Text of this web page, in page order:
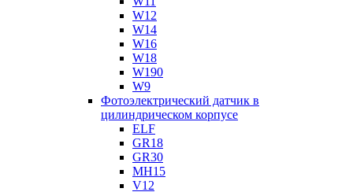
W12
W14
W16
W18
W190
W9
Фотоэлектрический датчик в
цилиндрическом корпусе
ELF
GR18
GR30
MH15
V12